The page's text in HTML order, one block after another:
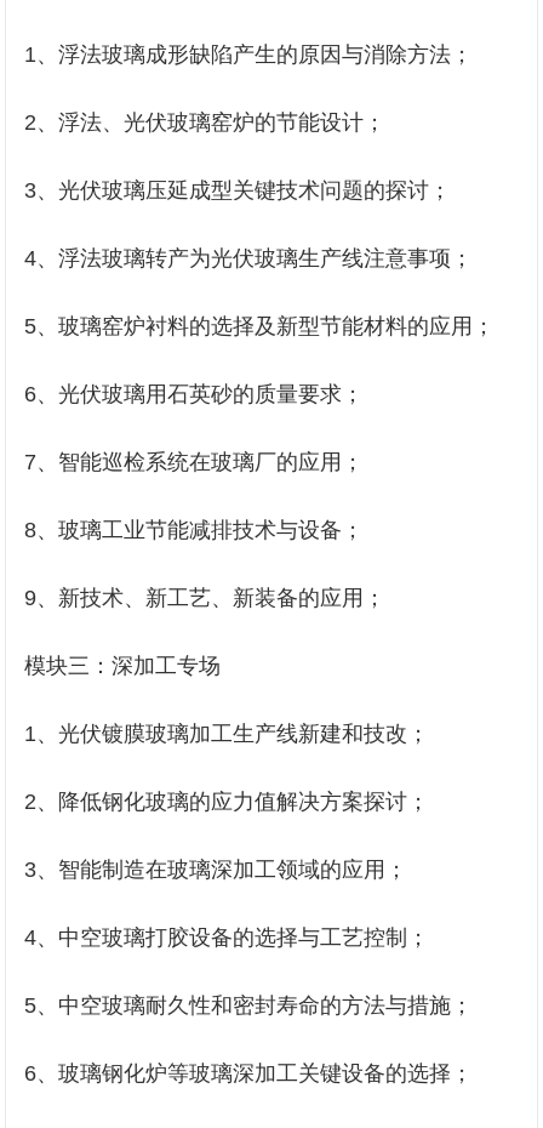
1、浮法玻璃成形缺陷产生的原因与消除方法；
2、浮法、光伏玻璃窑炉的节能设计；
3、光伏玻璃压延成型关键技术问题的探讨；
4、浮法玻璃转产为光伏玻璃生产线注意事项；
5、玻璃窑炉衬料的选择及新型节能材料的应用；
6、光伏玻璃用石英砂的质量要求；
7、智能巡检系统在玻璃厂的应用；
8、玻璃工业节能减排技术与设备；
9、新技术、新工艺、新装备的应用；
模块三：深加工专场
1、光伏镀膜玻璃加工生产线新建和技改；
2、降低钢化玻璃的应力值解决方案探讨；
3、智能制造在玻璃深加工领域的应用；
4、中空玻璃打胶设备的选择与工艺控制；
5、中空玻璃耐久性和密封寿命的方法与措施；
6、玻璃钢化炉等玻璃深加工关键设备的选择；